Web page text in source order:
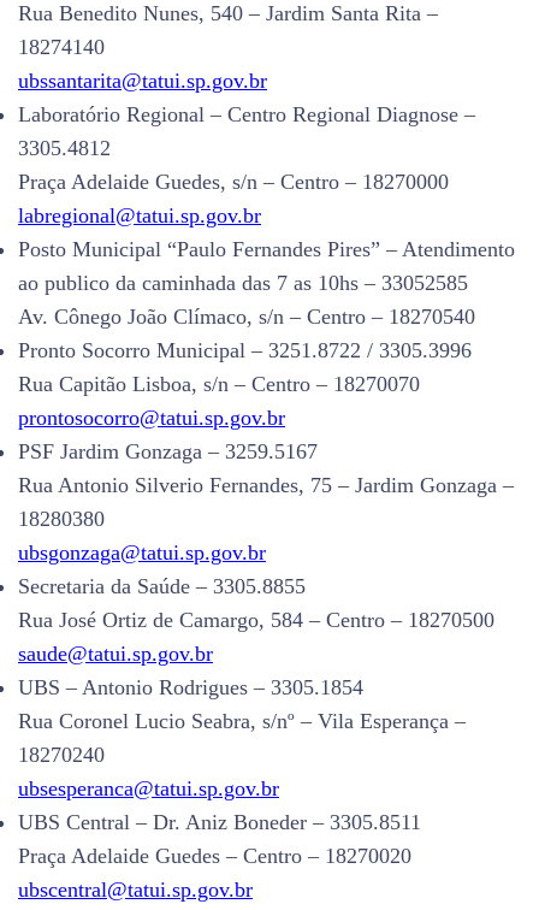
Rua Benedito Nunes, 540 – Jardim Santa Rita –
18274140
ubssantarita@tatui.sp.gov.br
Laboratório Regional – Centro Regional Diagnose –
3305.4812
Praça Adelaide Guedes, s/n – Centro – 18270000
labregional@tatui.sp.gov.br
Posto Municipal “Paulo Fernandes Pires” – Atendimento
ao publico da caminhada das 7 as 10hs – 33052585
Av. Cônego João Clímaco, s/n – Centro – 18270540
Pronto Socorro Municipal – 3251.8722 / 3305.3996
Rua Capitão Lisboa, s/n – Centro – 18270070
prontosocorro@tatui.sp.gov.br
PSF Jardim Gonzaga – 3259.5167
Rua Antonio Silverio Fernandes, 75 – Jardim Gonzaga –
18280380
ubsgonzaga@tatui.sp.gov.br
Secretaria da Saúde – 3305.8855
Rua José Ortiz de Camargo, 584 – Centro – 18270500
saude@tatui.sp.gov.br
UBS – Antonio Rodrigues – 3305.1854
Rua Coronel Lucio Seabra, s/nº – Vila Esperança –
18270240
ubsesperanca@tatui.sp.gov.br
UBS Central – Dr. Aniz Boneder – 3305.8511
Praça Adelaide Guedes – Centro – 18270020
ubscentral@tatui.sp.gov.br